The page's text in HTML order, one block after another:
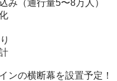
み（通行量5〜8万人）
ンの横断幕を設置予定！